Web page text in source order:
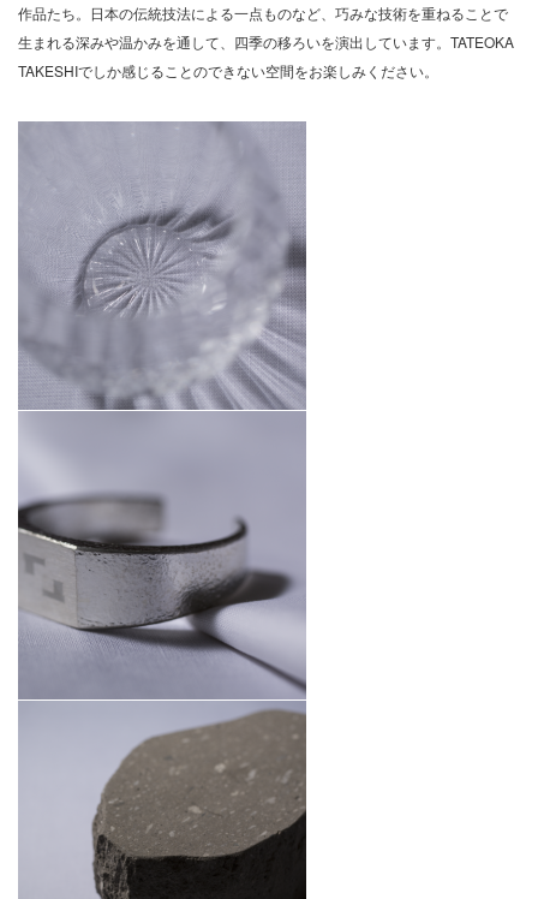
作品たち。日本の伝統技法による一点ものなど、巧みな技術を重ねることで
生まれる深みや温かみを通して、四季の移ろいを演出しています。TATEOKA
TAKESHIでしか感じることのできない空間をお楽しみください。